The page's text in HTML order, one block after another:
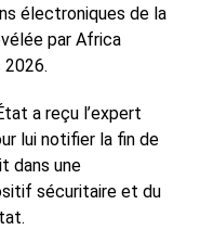
électroniques de la
par Africa
2026.
a reçu l’expert
lui notifier la fin de
dans une
sécuritaire et du